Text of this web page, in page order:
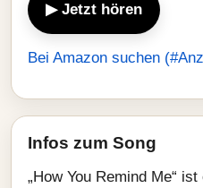
▶ Jetzt hören
Bei Amazon suchen
Infos zum Song
„How You Remind Me“